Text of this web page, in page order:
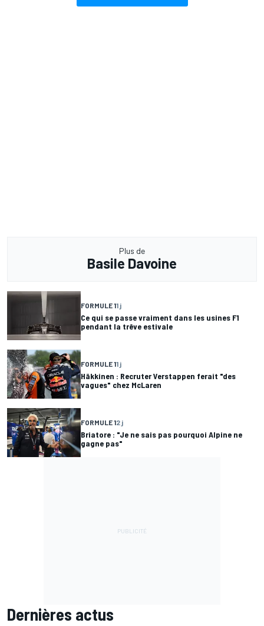
Plus de
Basile Davoine
FORMULE 11 j
Ce qui se passe vraiment dans les usines F1
pendant la trêve estivale
FORMULE 11 j
Häkkinen : Recruter Verstappen ferait "des
vagues" chez McLaren
FORMULE 12 j
Briatore : "Je ne sais pas pourquoi Alpine ne
gagne pas"
Dernières actus